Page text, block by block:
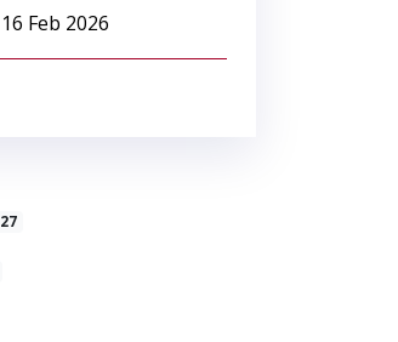
16 Feb 2026
27